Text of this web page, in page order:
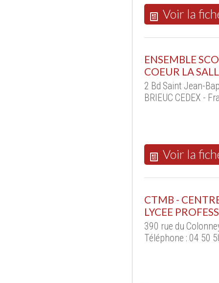
Voir la
ENSEMBLE
COEUR LA
2 Bd Saint Jean-
BRIEUC CEDEX -
Voir la
CTMB -
LYCEE
390 rue du
Téléphone : 04 50